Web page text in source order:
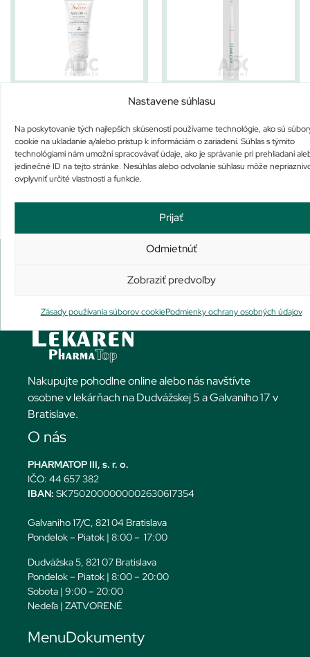
Nastavene súhlasu
Na poskytovanie tých najlepších skúseností používame technológie, ako sú
cookie na ukladanie a/alebo prístup k informáciám o zariadení. Súhlas s týmito
technológiami nám umožní spracovávať údaje, ako je správanie pri prehliadaní
jedinečné ID na tejto stránke. Nesúhlas alebo odvolanie súhlasu môže
ovplyvniť určité vlastnosti a funkcie.
Prijať
Odmietnúť
Zobraziť predvoľby
Zásady používania súborov cookiePodmienky ochrany osobných údajov
27,40€
Viac info
(SOIN LOCALISÉ)
14,21€
Pridať do košíka
Nakupujte pohodlne online alebo nás navštívte
osobne v lekárňach na Dudvážskej 5 a Galvaniho 17 v
Bratislave.
O nás
PHARMATOP III, s. r. o.
IČO: 44 657 382
IBAN: SK7502000000002630617354
Galvaniho 17/C, 821 04 Bratislava
Pondelok – Piatok | 8:00 – 17:00
Dudvážska 5, 821 07 Bratislava
Pondelok – Piatok | 8:00 – 20:00
Sobota | 9:00 – 20:00
Nedeľa | ZATVORENÉ
MenuDokumenty